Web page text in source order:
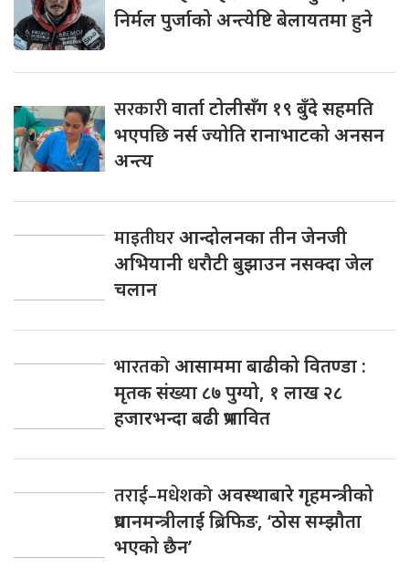
निर्मल पुर्जाको अन्त्येष्टि बेलायतमा हुने
सरकारीवार्ता टोलीसँग १९ बुँदे सहमति
भएपछि नर्स ज्योति रानाभाटको अनसन
अन्त्य
माइतीघरआन्दोलनका तीन जेनजी
अभियानी धरौटी बुझाउन नसक्दा जेल
चलान
भारतकोआसाममा बाढीको वितण्डा :
मृतक संख्या ८७ पुग्यो, १ लाख २८
हजारभन्दा बढी प्रभावित
तराई–मधेशकोअवस्थाबारे गृहमन्त्रीको
प्रधानमन्त्रीलाई ब्रिफिङ, ‘ठोस सम्झौता
भएको छैन’